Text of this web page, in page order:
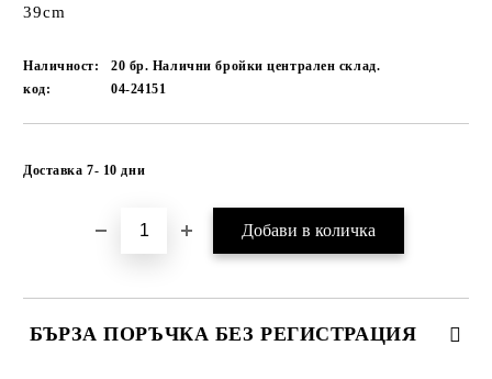
39cm
Наличност:
20 бр. Налични бройки централен склад.
код:
04-24151
Доставка 7- 10 дни
БЪРЗА ПОРЪЧКА БЕЗ РЕГИСТРАЦИЯ